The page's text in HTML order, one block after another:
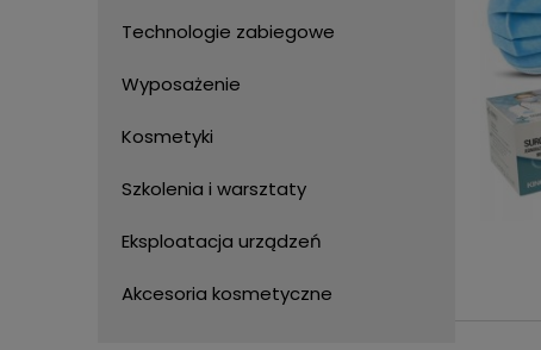
Technologie zabiegowe
Wyposażenie
Kosmetyki
Szkolenia i warsztaty
Eksploatacja urządzeń
Akcesoria kosmetyczne